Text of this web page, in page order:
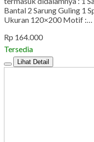
Bantal 2 Sarung Guling 1
Ukuran 120×200 Motif :…
Rp 164.000
Tersedia
Lihat Detail